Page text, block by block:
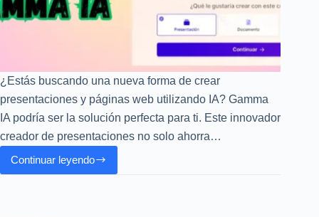
¿Estás buscando una nueva forma de crear
presentaciones y páginas web utilizando IA? Gamma
IA podría ser la solución perfecta para ti. Este innovador
creador de presentaciones no solo ahorra…
Continuar leyendo
Gamma